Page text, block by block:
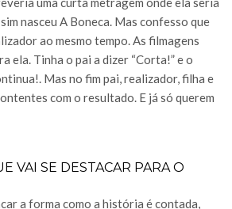
nasceu A Boneca. Mas confesso que
ao mesmo tempo. As filmagens
ela. Tinha o pai a dizer “Corta!” e o
Mas no fim pai, realizador, filha e
com o resultado. E já só querem
VAI SE DESTACAR PARA O
a forma como a história é contada,